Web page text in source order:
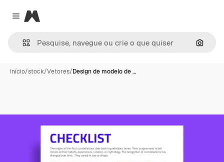
Close menu
Magnific
Início/stock/Vetores/Design de modelo de …